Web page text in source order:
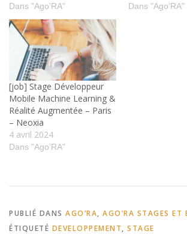
Dans "Ago’RA" Dans "Ago’RA"
[job] Stage Développeur
Mobile Machine Learning &
Réalité Augmentée – Paris
– Neoxia
4 avril 2024
Dans "Ago’RA"
PUBLIÉ DANS AGO’RA, AGO’RA STAGES ET
ÉTIQUETÉ DEVELOPPEMENT, STAGE